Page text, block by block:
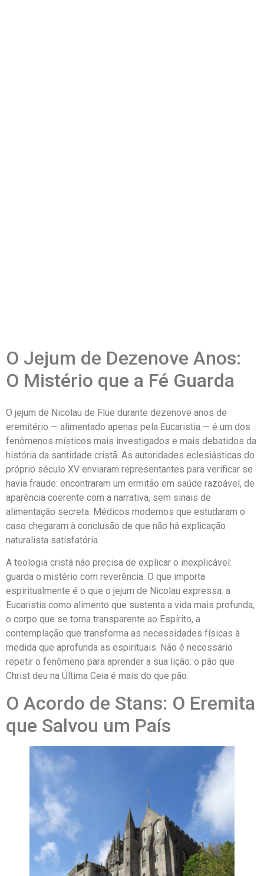
O Jejum de Dezenove Anos:
O Mistério que a Fé Guarda
O jejum de Nicolau de Flüe durante dezenove anos de
eremitério — alimentado apenas pela Eucaristia — é um dos
fenômenos místicos mais investigados e mais debatidos da
história da santidade cristã. As autoridades eclesiásticas do
próprio século XV enviaram representantes para verificar se
havia fraude: encontraram um ermitão em saúde razoável, de
aparência coerente com a narrativa, sem sinais de
alimentação secreta. Médicos modernos que estudaram o
caso chegaram à conclusão de que não há explicação
naturalista satisfatória.
A teologia cristã não precisa de explicar o inexplicável:
guarda o mistério com reverência. O que importa
espiritualmente é o que o jejum de Nicolau expressa: a
Eucaristia como alimento que sustenta a vida mais profunda,
o corpo que se torna transparente ao Espírito, a
contemplação que transforma as necessidades físicas à
medida que aprofunda as espirituais. Não é necessário
repetir o fenômeno para aprender a sua lição: o pão que
Christ deu na Última Ceia é mais do que pão.
O Acordo de Stans: O Eremita
que Salvou um País